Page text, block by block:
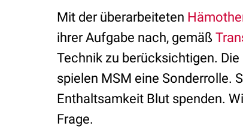
Mit der überarbeiteten
ihrer Aufgabe nach, gemäß
Technik zu berücksichtigen.
spielen MSM eine Sonderrolle.
Enthaltsamkeit Blut spenden.
Frage.